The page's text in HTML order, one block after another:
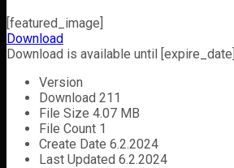
[featured_image]
Download
Download is available until [expire_date]
Version
Download 211
File Size 4.07 MB
File Count 1
Create Date 6.2.2024
Last Updated 6.2.2024